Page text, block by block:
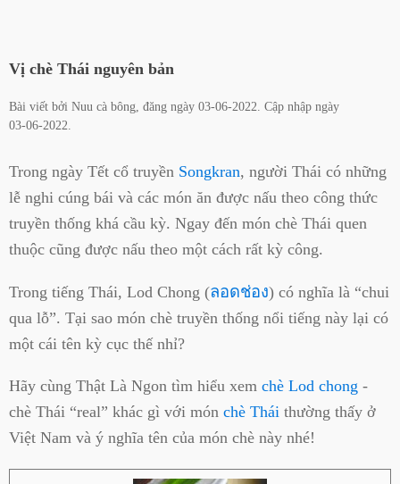
Vị chè Thái nguyên bản
Bài viết bởi Nuu cà bông , đăng ngày 03-06-2022 . Cập nhập ngày
03-06-2022
Trong ngày Tết cổ truyền Songkran, người Thái có những
lễ nghi cúng bái và các món ăn được nấu theo công thức
truyền thống khá cầu kỳ. Ngay đến món chè Thái quen
thuộc cũng được nấu theo một cách rất kỳ công.
Trong tiếng Thái, Lod Chong (ลอดช่อง) có nghĩa là “chui
qua lỗ”. Tại sao món chè truyền thống nổi tiếng này lại có
một cái tên kỳ cục thế nhỉ?
Hãy cùng Thật Là Ngon tìm hiểu xem chè Lod chong -
chè Thái “real” khác gì với món chè Thái thường thấy ở
Việt Nam và ý nghĩa tên của món chè này nhé!